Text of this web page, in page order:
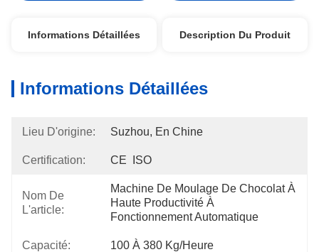
Informations Détaillées Description Du Produit
Informations Détaillées
Lieu D'origine: Suzhou, En Chine
Certification: CE  ISO
Nom De
L'article:
Machine De Moulage De Chocolat À
Haute Productivité À
Fonctionnement Automatique
Capacité: 100 À 380 Kg/heure